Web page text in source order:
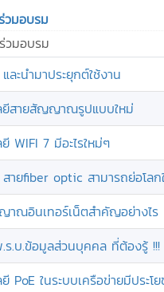
วมอบรม
วมอบรม
ละนำมาประยุกต์ใช้งาน
ยีสายสัญญาณรูปแบบใหม่
ยี WIFI 7 มีอะไรใหม่ๆ
ายfiber optic สามารถย่อโลก
ณอินเทอร์เน็ตสำคัญอย่างไร
.ร.บ.ข้อมูลส่วนบุคคล ที่ต้องรู้
ยี PoE ในระบบเครือข่ายมีประโ